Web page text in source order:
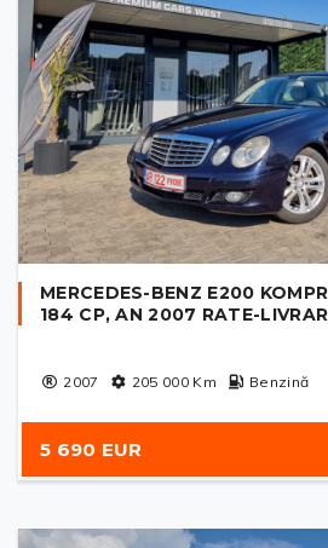
MERCEDES-BENZ E200
184 CP, AN 2007 RATE-
2007 205 000Km Benzină
5 690 EUR